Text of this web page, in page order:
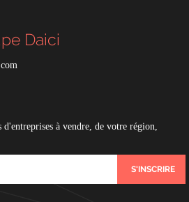
Daici
à vendre, de votre région,